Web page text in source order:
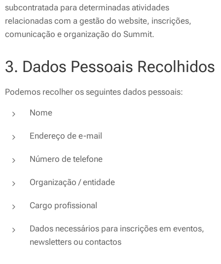
subcontratada para determinadas atividades
relacionadas com a gestão do website, inscrições,
comunicação e organização do Summit.
3. Dados Pessoais Recolhidos
Podemos recolher os seguintes dados pessoais:
Nome
Endereço de e-mail
Número de telefone
Organização / entidade
Cargo profissional
Dados necessários para inscrições em eventos,
newsletters ou contactos